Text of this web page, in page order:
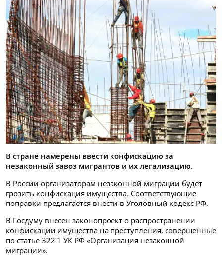
В стране намерены ввести конфискацию за
незаконный завоз мигрантов и их легализацию.
В России организаторам незаконной миграции будет
грозить конфискация имущества. Соответствующие
поправки предлагается внести в Уголовный кодекс РФ.
В Госдуму внесен законопроект о распространении
конфискации имущества на преступления, совершенные
по статье 322.1 УК РФ «Организация незаконной
миграции».